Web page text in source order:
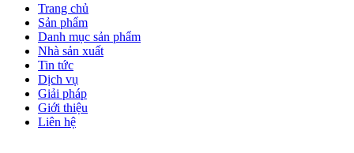
Trang chủ
Sản phẩm
Danh mục sản phẩm
Nhà sản xuất
Tin tức
Dịch vụ
Giải pháp
Giới thiệu
Liên hệ